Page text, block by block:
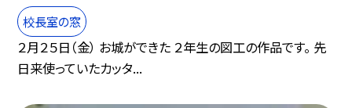
校長室の窓
２月２５日（金） お城ができた ２年生の図工の作品です。 先
日来使っていたカッタ...